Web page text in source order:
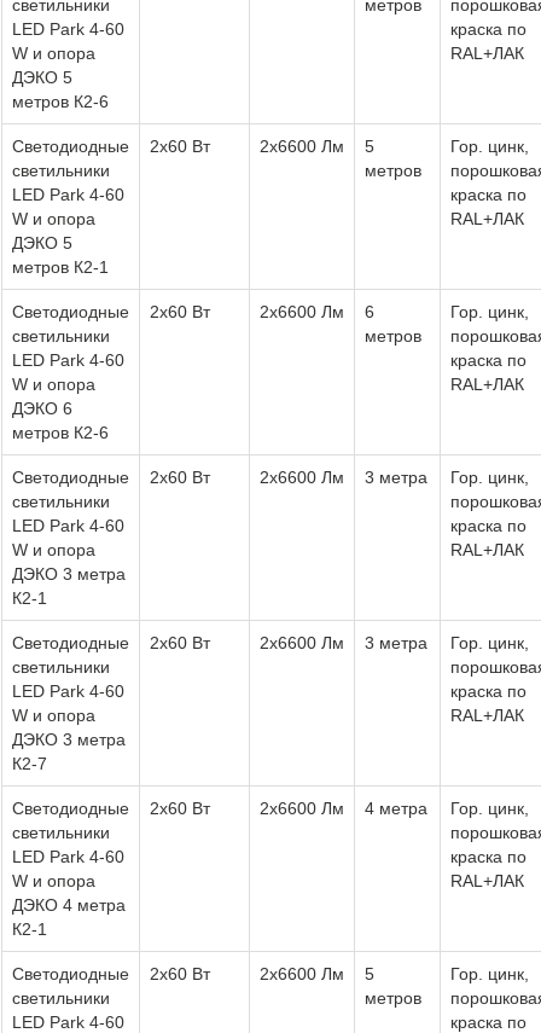
светильники
LED Park 4-60
W и опора
ДЭКО 5
метров К2-6
метров
краска по
RAL+ЛАК
Светодиодные
светильники
LED Park 4-60
W и опора
ДЭКО 5
метров К2-1
2х60 Вт 2х6600 Лм
5
метров
Гор. цинк,
краска по
RAL+ЛАК
Светодиодные
светильники
LED Park 4-60
W и опора
ДЭКО 6
метров К2-6
2х60 Вт 2х6600 Лм
6
метров
Гор. цинк,
краска по
RAL+ЛАК
Светодиодные
светильники
LED Park 4-60
W и опора
ДЭКО 3 метра
К2-1
2х60 Вт 2х6600 Лм 3 метра
Гор. цинк,
краска по
RAL+ЛАК
Светодиодные
светильники
LED Park 4-60
W и опора
ДЭКО 3 метра
К2-7
2х60 Вт 2х6600 Лм 3 метра
Гор. цинк,
краска по
RAL+ЛАК
Светодиодные
светильники
LED Park 4-60
W и опора
ДЭКО 4 метра
К2-1
2х60 Вт 2х6600 Лм 4 метра
Гор. цинк,
краска по
RAL+ЛАК
Светодиодные
светильники
LED Park 4-60
2х60 Вт 2х6600 Лм
5
метров
Гор. цинк,
краска по